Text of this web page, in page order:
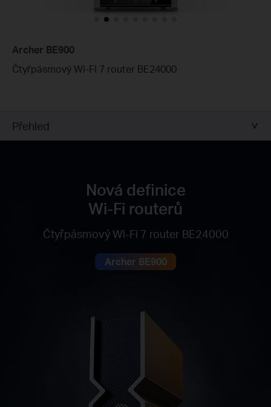
Archer BE900
Čtyřpásmový Wi-Fi 7 router BE24000
Přehled
Nová definice
Wi-Fi routerů
Čtyřpásmový Wi-Fi 7 router BE24000
Archer BE900